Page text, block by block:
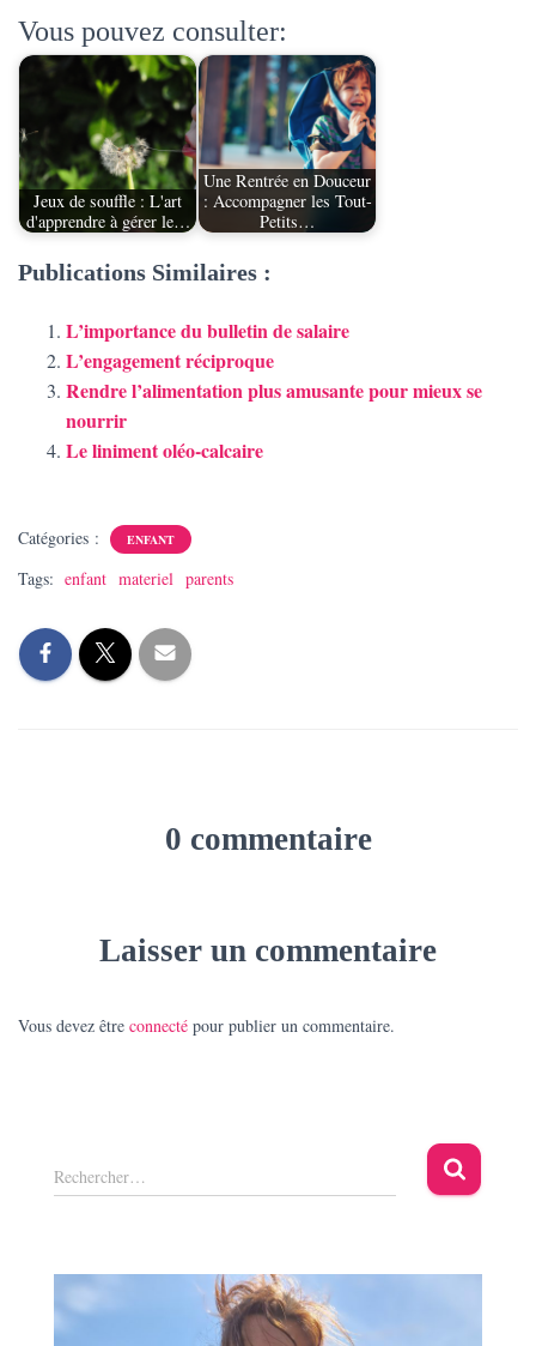
Vous pouvez consulter:
Jeux de souffle : L'art
d'apprendre à gérer le…
Une Rentrée en Douceur
: Accompagner les Tout-
Petits…
Publications Similaires :
L’importance du bulletin de salaire
L’engagement réciproque
Rendre l’alimentation plus amusante pour mieux se
nourrir
Le liniment oléo-calcaire
Catégories : ENFANT
Tags: enfant materiel parents
0 commentaire
Laisser un commentaire
Vous devez être connecté pour publier un commentaire.
R
e
e
c
Rechercher…